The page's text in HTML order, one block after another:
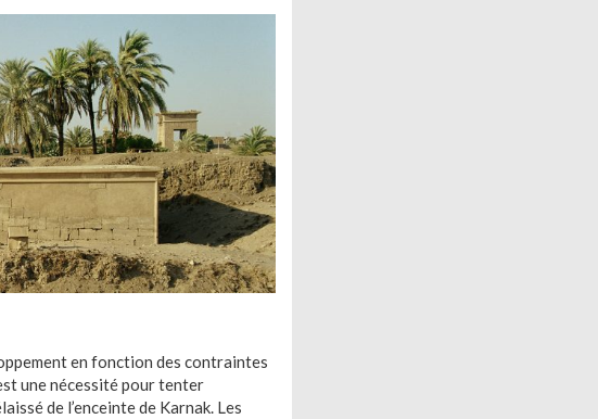
en fonction des contraintes
une nécessité pour tenter
de l’enceinte de Karnak. Les